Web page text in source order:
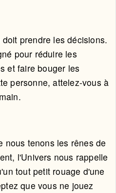
prendre les décisions.
pour réduire les
et faire bouger les
personne, attelez-vous à
nous tenons les rênes de
l'Univers nous rappelle
tout petit rouage d'une
que vous ne jouez